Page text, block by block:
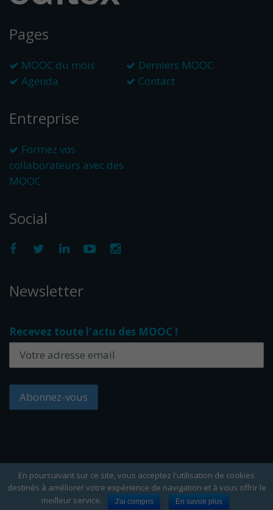
Pages
MOOC du mois
Derniers MOOC
Agenda
Contact
Entreprise
Formez vos
collaborateurs avec des
MOOC
Social
Newsletter
Recevez toute l'actu des MOOC !
Copyright Edflex © 2024 -Editorial-CGU-Cookies
En poursuivant sur ce site, vous acceptez l'utilisation de cookies
destinés à améliorer votre expérience de navigation et à vous offrir le
meilleur service.
J'ai compris En savoir plus